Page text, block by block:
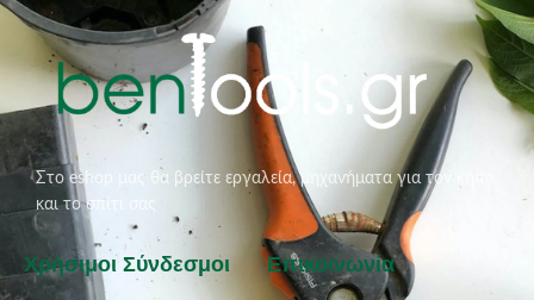
Στο eshop μας θα βρείτε εργαλεία, μηχανήματα για τον κήπο
και το σπίτι σας
Χρήσιμοι Σύνδεσμοι Επικοινωνία